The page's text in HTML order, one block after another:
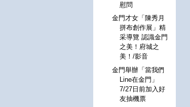
慰問
金門才女「陳秀月
拼布創作展」精
采導覽 認識金門
之美！府城之
美！/影音
金門舉辦「當我們
Line在金門」
7/27日前加入好
友抽機票